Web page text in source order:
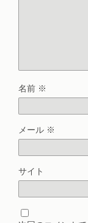
名前 ※
メール ※
サイト